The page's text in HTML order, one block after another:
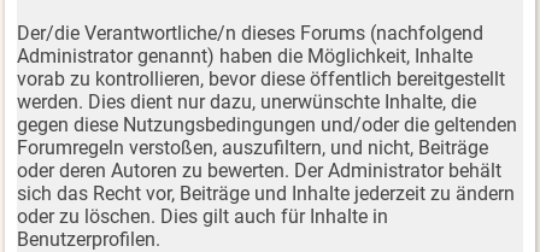
Der/die Verantwortliche/n dieses Forums (nachfolgend
Administrator genannt) haben die Möglichkeit, Inhalte
vorab zu kontrollieren, bevor diese öffentlich bereitgestellt
werden. Dies dient nur dazu, unerwünschte Inhalte, die
gegen diese Nutzungsbedingungen und/oder die geltenden
Forumregeln verstoßen, auszufiltern, und nicht, Beiträge
oder deren Autoren zu bewerten. Der Administrator behält
sich das Recht vor, Beiträge und Inhalte jederzeit zu ändern
oder zu löschen. Dies gilt auch für Inhalte in
Benutzerprofilen.